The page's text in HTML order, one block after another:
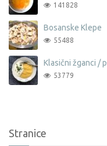
141828
Bosanske Klepe
55488
Klasični žganci /
53779
Stranice